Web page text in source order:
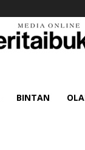
BINTAN